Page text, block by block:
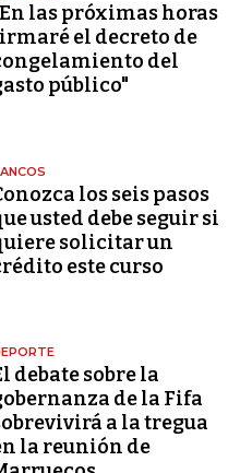
las próximas horas
el decreto de
del
público"
los seis pasos
usted debe seguir si
solicitar un
este curso
debate sobre la
de la Fifa
a la tregua
la reunión de